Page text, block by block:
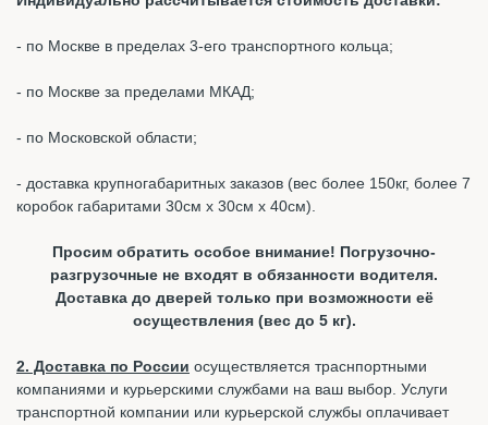
- по Москве в пределах 3-его транспортного кольца;
- по Москве за пределами МКАД;
- по Московской области;
- доставка крупногабаритных заказов (вес более 150кг, более 7
коробок габаритами 30см х 30см х 40см).
Просим обратить особое внимание! Погрузочно-
разгрузочные не входят в обязанности водителя.
Доставка до дверей только при возможности её
осуществления (вес до 5 кг).
2. Доставка по России осуществляется траснпортными
компаниями и курьерскими службами на ваш выбор. Услуги
транспортной компании или курьерской службы оплачивает